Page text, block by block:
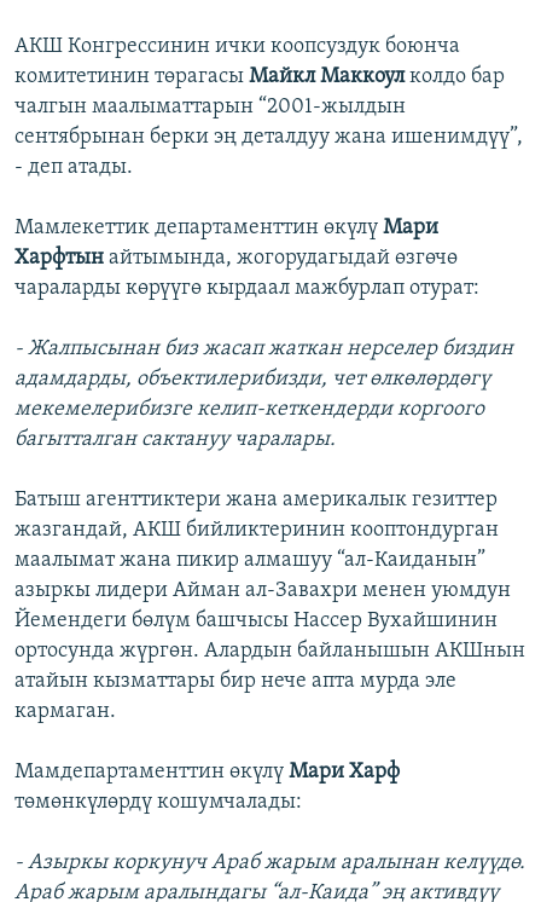
АКШ Конгрессинин ички коопсуздук боюнча
комитетинин төрагасы Майкл Маккоулколдо бар
чалгын маалыматтарын “2001-жылдын
сентябрынан берки эң деталдуу жана ишенимдүү”,
- деп атады.
Мамлекеттик департаменттин өкүлү Мари
Харфтын айтымында, жогорудагыдай өзгөчө
чараларды көрүүгө кырдаал мажбурлап отурат:
- Жалпысынан биз жасап жаткан нерселер биздин
адамдарды, объектилерибизди, чет өлкөлөрдөгү
мекемелерибизге келип-кеткендерди коргоого
багытталган сактануу чаралары.
Батыш агенттиктери жана америкалык гезиттер
жазгандай, АКШ бийликтеринин кооптондурган
маалымат жана пикир алмашуу “ал-Каиданын”
азыркы лидери Айман ал-Завахри менен уюмдун
Йемендеги бөлүм башчысы Нассер Вухайшинин
ортосунда жүргөн. Алардын байланышын АКШнын
атайын кызматтары бир нече апта мурда эле
кармаган.
Мамдепартаменттин өкүлү Мари Харф
төмөнкүлөрдү кошумчалады:
- Азыркы коркунуч Араб жарым аралынан келүүдө.
Араб жарым аралындагы “ал-Каида” эң активдүү